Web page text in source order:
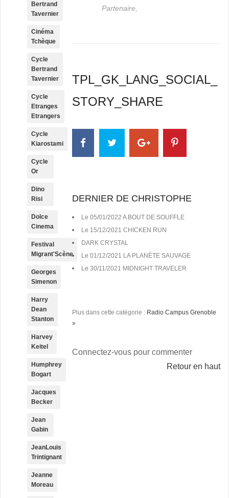
Partenaire,
TPL_GK_LANG_SOCIAL_
STORY_SHARE
DERNIER DE CHRISTOPHE
Le 05/01/2022 A BOUT DE SOUFFLE
Le 15/12/2021 CHICKEN RUN
DARK CRYSTAL
Le 01/12/2021 LA PLANÈTE SAUVAGE
Le 30/11/2021 MIDNIGHT TRAVELER
Plus dans cette catégorie : Radio Campus Grenoble
»
Connectez-vous pour commenter
Retour en haut
Bertrand
Tavernier
Cinéma
Tchèque
Cycle
Bertrand
Tavernier
Cycle
Etranges
Etrangers
Cycle
Kiarostami
Cycle
Or
Dino
Risi
Dolce
Cinema
Festival
Migrant'Scène
Georges
Simenon
Harry
Dean
Stanton
Harvey
Keitel
Humphrey
Bogart
Jacques
Becker
Jean
Gabin
JeanLouis
Trintignant
Jeanne
Moreau